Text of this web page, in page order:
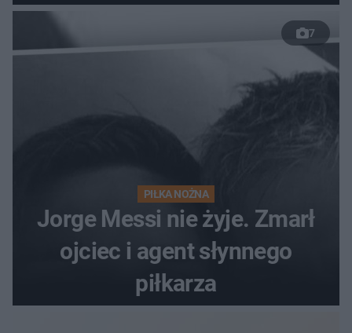
7
PIŁKA NOŻNA
Jorge Messi nie żyje. Zmarł
ojciec i agent słynnego
piłkarza